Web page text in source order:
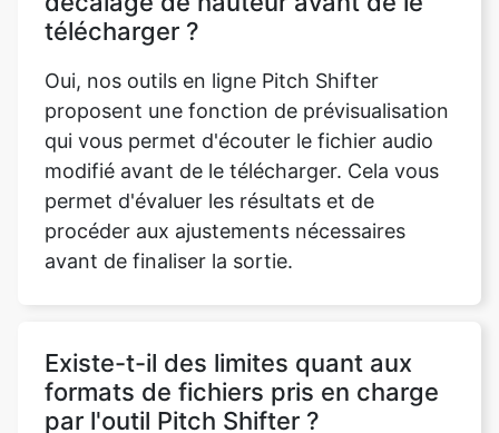
proposent une fonction de prévisualisation
qui vous permet d'écouter le fichier audio
modifié avant de le télécharger. Cela vous
permet d'évaluer les résultats et de
procéder aux ajustements nécessaires
avant de finaliser la sortie.
Existe-t-il des limites quant aux
Non, les formats de fichiers pris en charge
par l'outil Pitch Shifter ne sont pas limités,